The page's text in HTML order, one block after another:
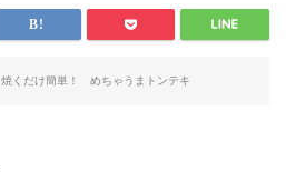
焼くだけ簡単！ めちゃうまトンテキ